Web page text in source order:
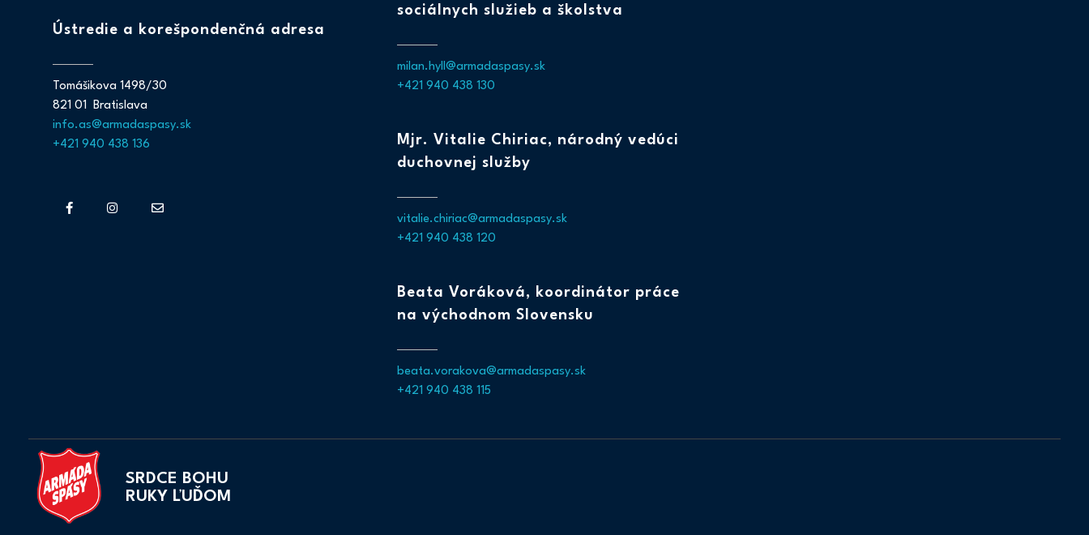
Ústredie a korešpondenčná adresa
Tomášikova 1498/30
821 01 Bratislava
info.as@armadaspasy.sk
+421 940 438 136
sociálnych služieb a školstva
milan.hyll@armadaspasy.sk
+421 940 438 130
Mjr. Vitalie Chiriac, národný vedúci
duchovnej služby
vitalie.chiriac@armadaspasy.sk
+421 940 438 120
Beata Voráková, koordinátor práce
na východnom Slovensku
beata.vorakova@armadaspasy.sk
+421 940 438 115
SRDCE BOHU
RUKY ĽUĎOM